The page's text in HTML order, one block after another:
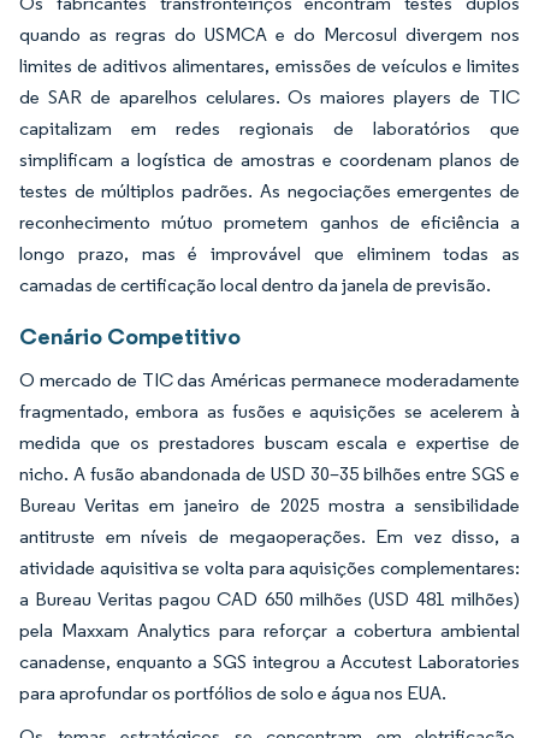
quando as regras do USMCA e do Mercosul divergem nos
limites de aditivos alimentares, emissões de veículos e limites
de SAR de aparelhos celulares. Os maiores players de TIC
capitalizam em redes regionais de laboratórios que
simplificam a logística de amostras e coordenam planos de
testes de múltiplos padrões. As negociações emergentes de
reconhecimento mútuo prometem ganhos de eficiência a
longo prazo, mas é improvável que eliminem todas as
camadas de certificação local dentro da janela de previsão.
Cenário Competitivo
O mercado de TIC das Américas permanece moderadamente
fragmentado, embora as fusões e aquisições se acelerem à
medida que os prestadores buscam escala e expertise de
nicho. A fusão abandonada de USD 30–35 bilhões entre SGS e
Bureau Veritas em janeiro de 2025 mostra a sensibilidade
antitruste em níveis de megaoperações. Em vez disso, a
atividade aquisitiva se volta para aquisições complementares:
a Bureau Veritas pagou CAD 650 milhões (USD 481 milhões)
pela Maxxam Analytics para reforçar a cobertura ambiental
canadense, enquanto a SGS integrou a Accutest Laboratories
para aprofundar os portfólios de solo e água nos EUA.